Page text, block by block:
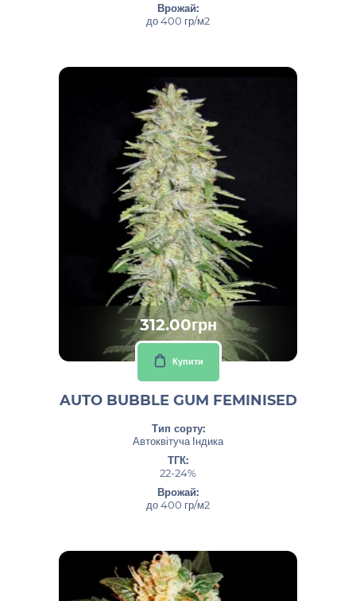
Врожай:
до 400 гр/м2
312.00грн
Купити
AUTO BUBBLE GUM FEMINISED
Тип сорту:
Автоквітуча Індика
ТГК:
22-24%
Врожай:
до 400 гр/м2